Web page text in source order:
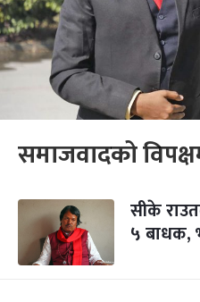
समाजवादको
सीके
५ बाधक,